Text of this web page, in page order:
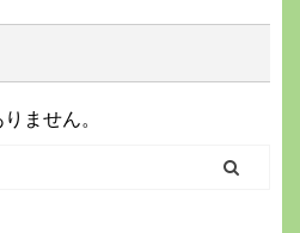
ません。